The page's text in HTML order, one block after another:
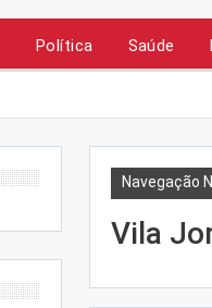
Política Saúde
Navegação
Vila